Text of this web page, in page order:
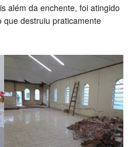
além da enchente, foi atingido
destruiu praticamente